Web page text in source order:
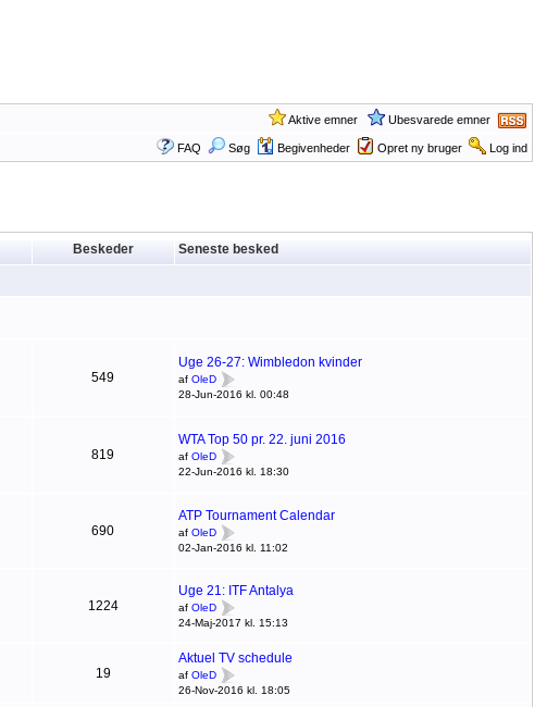
Aktive emner Ubesvarede emner
FAQ Søg Begivenheder Opret ny bruger Log ind
Beskeder Seneste besked
549
Uge 26-27: Wimbledon kvinder
af OleD
28-Jun-2016 kl. 00:48
819
WTA Top 50 pr. 22. juni 2016
af OleD
22-Jun-2016 kl. 18:30
690
ATP Tournament Calendar
af OleD
02-Jan-2016 kl. 11:02
1224
Uge 21: ITF Antalya
af OleD
24-Maj-2017 kl. 15:13
19
Aktuel TV schedule
af OleD
26-Nov-2016 kl. 18:05